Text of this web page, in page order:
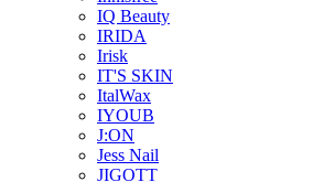
IQ Beauty
IRIDA
Irisk
IT'S SKIN
ItalWax
IYOUB
J:ON
Jess Nail
JIGOTT